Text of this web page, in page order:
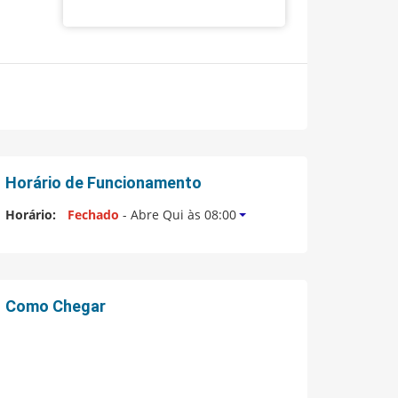
Horário de Funcionamento
Horário: Fechado - Abre Qui às 08:00
Como Chegar